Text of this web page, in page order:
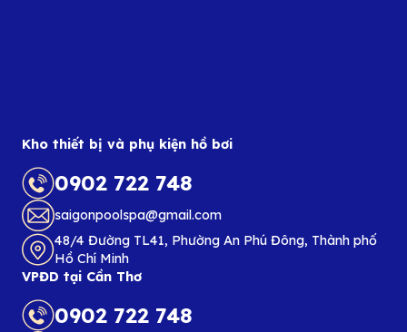
Kho thiết bị và phụ kiện hồ bơi
0902 722 748
saigonpoolspa@gmail.com
48/4 Đường TL41, Phường An Phú Đông, Thành phố
Hồ Chí Minh
VPĐD tại Cần Thơ
0902 722 748